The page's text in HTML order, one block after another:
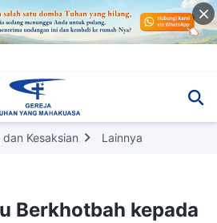
Kesaksian Lainnya
Berkhotbah kepada